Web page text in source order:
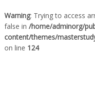
Warning: Trying to access
false in /home/adminorg/
content/themes/
on line 124